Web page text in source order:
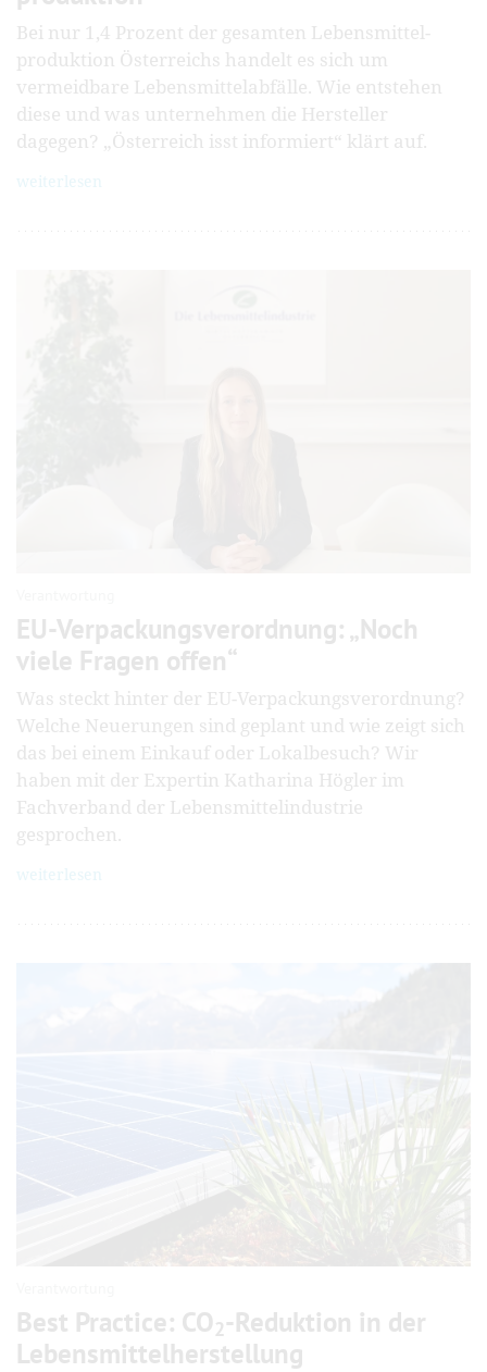
Bei nur 1,4 Prozent der gesamten Lebensmittel­
produktion Österreichs handelt es sich um
vermeidbare Lebensmittel­abfälle. Wie entstehen
diese und was unter­nehmen die Hersteller
dagegen? „Österreich isst informiert“ klärt auf.
weiterlesen
EU-Verpackungsverordnung: „Noch
viele Fragen offen“
Was steckt hinter der EU-Verpackungsverordnung?
Welche Neuerungen sind geplant und wie zeigt sich
das bei einem Einkauf oder Lokalbesuch? Wir
haben mit der Expertin Katharina Högler im
Fachverband der Lebensmittelindustrie
gesprochen.
weiterlesen
Best Practice: CO2-Reduktion in der
Lebensmittelherstellung